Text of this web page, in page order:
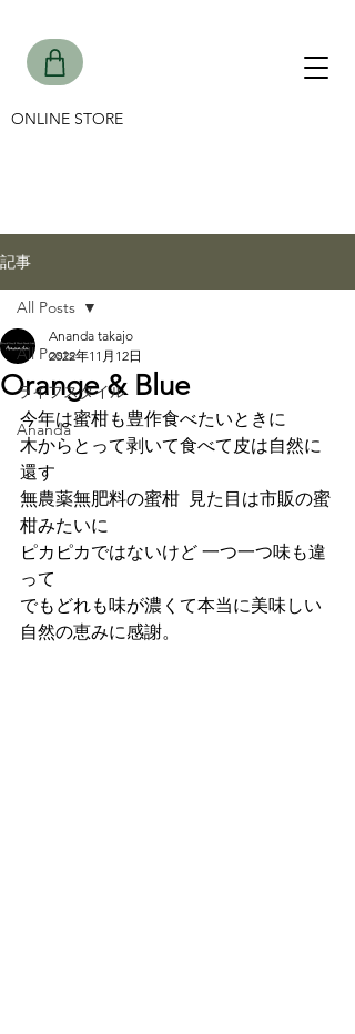
ONLINE STORE
記事
All Posts
ライフスタイル
Ananda
All Posts
Orange & Blue
Ananda takajo
2022年11月12日
今年は蜜柑も豊作食べたいときに
木からとって剥いて食べて皮は自然に
還す
無農薬無肥料の蜜柑  見た目は市販の蜜
柑みたいに
ピカピカではないけど 一つ一つ味も違
って
でもどれも味が濃くて本当に美味しい
自然の恵みに感謝。